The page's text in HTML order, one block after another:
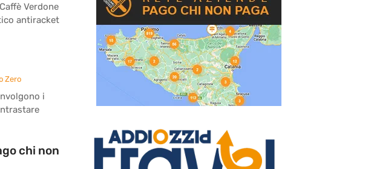
Verdone
antiracket
Zero
i
chi non